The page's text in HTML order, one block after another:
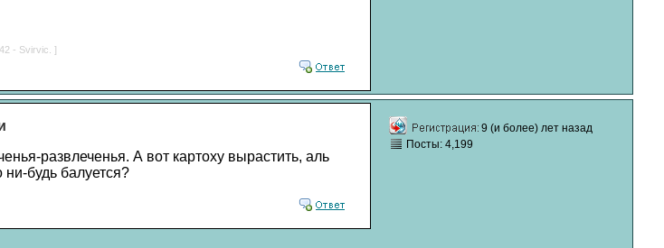
- Svirvic. ]
развлеченья. А вот картоху вырастить, аль
ни-будь балуется?
9 (и более) лет назад
Посты: 4,199